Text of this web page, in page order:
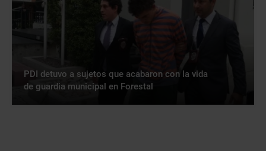
PDI detuvo a sujetos que acabaron con la vida
de guardia municipal en Forestal